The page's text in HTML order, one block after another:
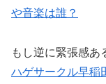
や音楽は誰？
もし逆に緊張感あ
ハゲサークル早稲